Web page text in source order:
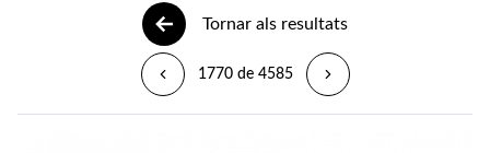
Tornar als resultats
1770 de 4585